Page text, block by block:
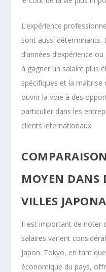
L’expérience
sont aussi déterminants.
d’années d’expérience
à gagner un salaire plus
spécifiques et la maîtrise
ouvrir la voie à des
particulier dans les
clients internationaux.
MOYEN DANS
VILLES
Il est important de noter
salaires varient
Japon. Tokyo, en tant
économique du pays,